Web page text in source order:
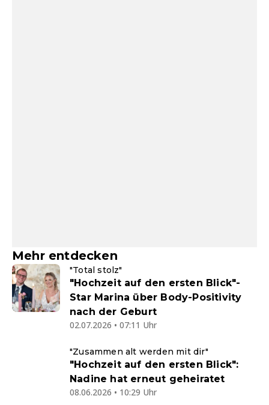
Mehr entdecken
"Total stolz"
"Hochzeit auf den ersten Blick"-
Star Marina über Body-Positivity
nach der Geburt
02.07.2026 • 07:11 Uhr
"Zusammen alt werden mit dir"
"Hochzeit auf den ersten Blick":
Nadine hat erneut geheiratet
08.06.2026 • 10:29 Uhr